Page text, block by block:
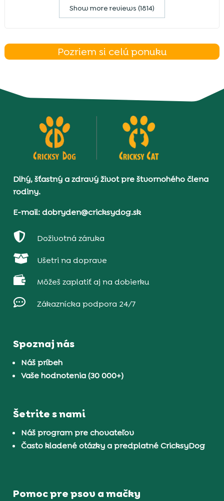
Show more reviews (1814)
Pozriem si celú ponuku
Dlhý, šťastný a zdravý život pre štvornohého člena
rodiny.
E-mail: dobryden@cricksydog.sk
 Doživotná záruka
 Ušetri na doprave
 Môžeš zaplatiť aj na dobierku
 Zákaznícka podpora 24/7
Spoznaj nás
Náš príbeh
Vaše hodnotenia (30 000+)
Šetrite s nami
Náš program pre chovateľov
Často kladené otázky a predplatné CricksyDog
Pomoc pre psov a mačky